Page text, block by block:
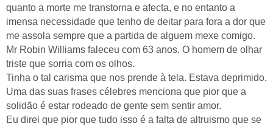
quanto a morte me transtorna e afecta, e no entanto a
imensa necessidade que tenho de deitar para fora a dor que
me assola sempre que a partida de alguem mexe comigo.
Mr Robin Williams faleceu com 63 anos. O homem de olhar
triste que sorria com os olhos.
Tinha o tal carisma que nos prende à tela. Estava deprimido.
Uma das suas frases célebres menciona que pior que a
solidão é estar rodeado de gente sem sentir amor.
Eu direi que pior que tudo isso é a falta de altruismo que se